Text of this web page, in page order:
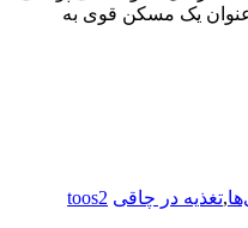
عنوان یک مسکن قوی به
,تغذیه در چاقی toos2